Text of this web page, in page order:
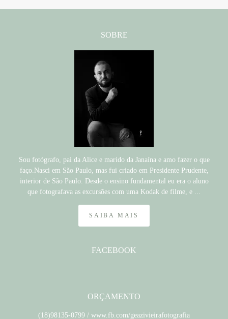
SOBRE
Sou fotógrafo, pai da Alice e marido da Janaína e amo fazer o que
faço.Nasci em São Paulo, mas fui criado em Presidente Prudente,
interior de São Paulo. Desde o ensino fundamental eu era o aluno
que fotografava as excursões com uma Kodak de filme, e ...
SAIBA MAIS
FACEBOOK
ORÇAMENTO
(18)98135-0799 / www.fb.com/geazivieirafotografia